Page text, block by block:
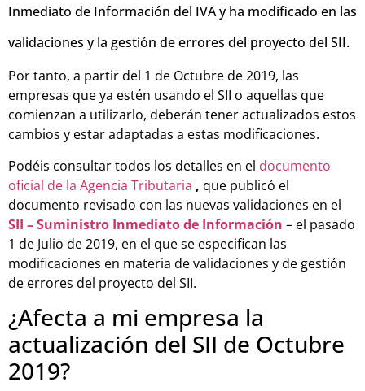
Inmediato de Información del IVA y ha modificado en las
validaciones y la gestión de errores del proyecto del SII.
Por tanto, a partir del 1 de Octubre de 2019, las
empresas que ya estén usando el SII o aquellas que
comienzan a utilizarlo, deberán tener actualizados estos
cambios y estar adaptadas a estas modificaciones.
Podéis consultar todos los detalles en el documento
oficial de la Agencia Tributaria , que publicó el
documento revisado con las nuevas validaciones en el
SII – Suministro Inmediato de Información – el pasado
1 de Julio de 2019, en el que se especifican las
modificaciones en materia de validaciones y de gestión
de errores del proyecto del SII.
¿Afecta a mi empresa la
actualización del SII de Octubre
2019?